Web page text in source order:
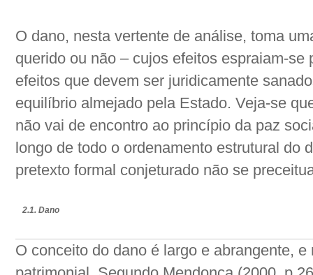
O dano, nesta vertente de análise, toma
querido ou não – cujos efeitos espraiam-se
efeitos que devem ser juridicamente
equilíbrio almejado pela Estado. Veja-se
não vai de encontro ao princípio da paz
longo de todo o ordenamento estrutural do
pretexto formal conjeturado não se
2.1. Dano
O conceito do dano é largo e abrangente,